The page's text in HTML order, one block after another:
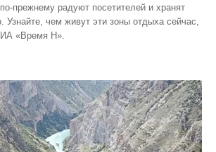
радуют посетителей и хранят
Узнайте, чем живут эти зоны отдыха сейчас,
ИА «Время Н».